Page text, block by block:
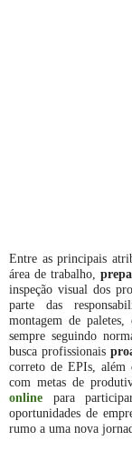
Entre as principais
área de trabalho,
inspeção visual dos
parte das
montagem de
sempre seguindo
busca profissionais
correto de EPIs, além
com metas de
online para
oportunidades de
rumo a uma nova